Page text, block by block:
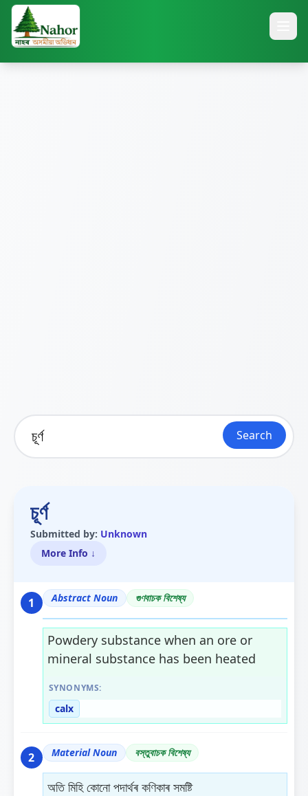
Search
চূৰ্ণ
Submitted by: Unknown
More Info ↓
1 Abstract Noun গুণবাচক বিশেষ্য
Powdery substance when an ore or
mineral substance has been heated
SYNONYMS:
calx
2 Material Noun বস্তুবাচক বিশেষ্য
অতি মিহি কোনো পদাৰ্থৰ কণিকাৰ সমষ্টি